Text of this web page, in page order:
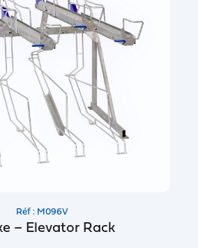
Réf : M096V
– Elevator Rack